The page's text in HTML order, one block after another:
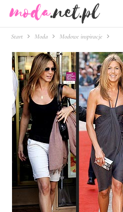
Start Moda Modowe inspiracje